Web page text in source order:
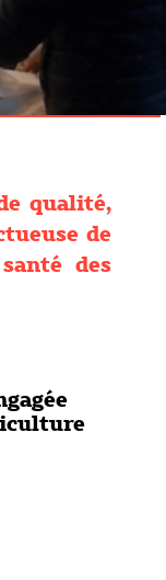
qualité,
de
des